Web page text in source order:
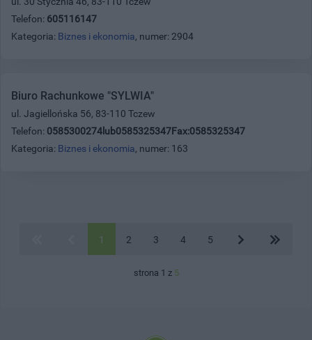
Telefon: 605116147
Kategoria: Biznes i ekonomia, numer: 2904
Biuro Rachunkowe "SYLWIA"
ul. Jagiellońska 56, 83-110 Tczew
Telefon: 0585300274lub0585325347Fax:0585325347
Kategoria: Biznes i ekonomia, numer: 163
1 2 3 4 5
strona 1 z 5